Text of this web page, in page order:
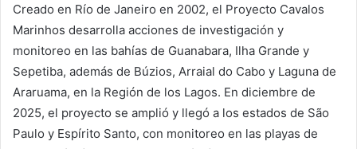
Creado en Río de Janeiro en 2002, el Proyecto Cavalos
Marinhos desarrolla acciones de investigación y
monitoreo en las bahías de Guanabara, Ilha Grande y
Sepetiba, además de Búzios, Arraial do Cabo y Laguna de
Araruama, en la Región de los Lagos. En diciembre de
2025, el proyecto se amplió y llegó a los estados de São
Paulo y Espírito Santo, con monitoreo en las playas de